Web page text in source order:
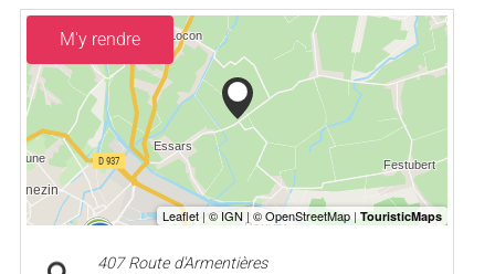
M'y rendre
407 Route d'Armentières